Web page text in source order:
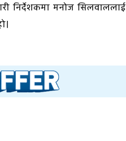
निर्देशकमा मनोज सिलवाललाई